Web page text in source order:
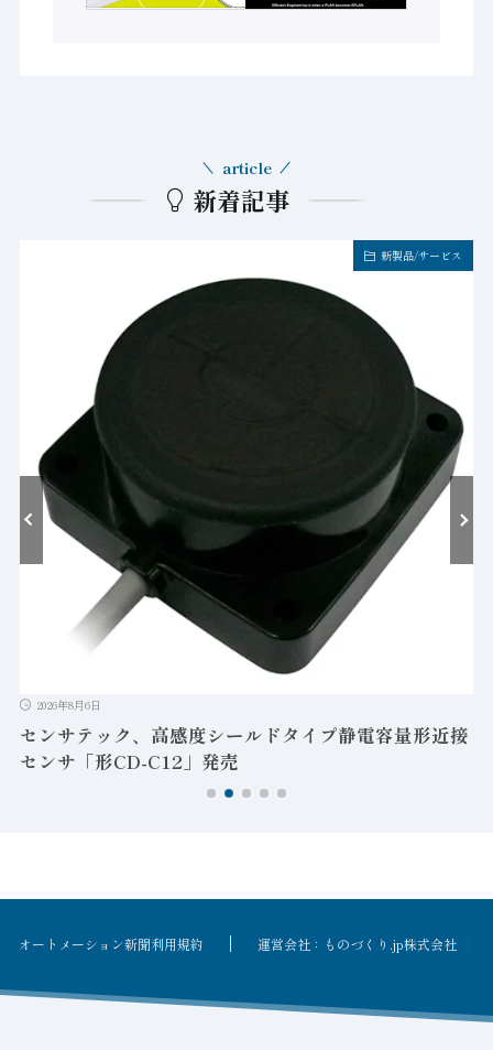
新着記事
article
新製品/サービス
2026年8月6日
センサテック、高感度シールドタイプ静電容量形近接
センサ「形CD-C12」発売
オートメーション新聞利用規約 運営会社：ものづくり.jp株式会社